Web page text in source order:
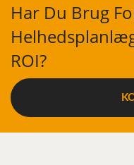
Har Du Brug
ROI?